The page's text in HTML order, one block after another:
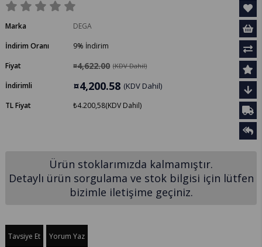
Marka
DEGA
İndirim Oranı
%
9
İndirim
Fiyat
¤4,622.00 (KDV Dahil)
İndirimli ¤4,200.58 (KDV Dahil)
TL Fiyat ₺4.200,58(KDV Dahil)
Ürün stoklarımızda kalmamıştır.
Detaylı ürün sorgulama ve stok bilgisi için lütfen
bizimle iletişime geçiniz.
Tavsiye Et Yorum Yaz